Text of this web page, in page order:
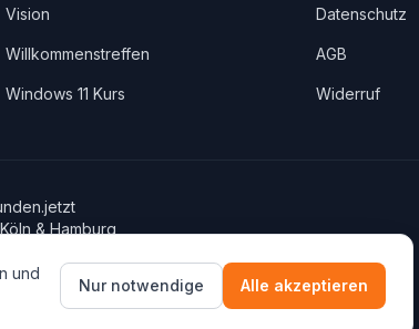
Vision
Willkommenstreffen
Windows 11 Kurs
Datenschutz
AGB
Widerruf
& Hamburg
und
Nur notwendige Alle akzeptieren